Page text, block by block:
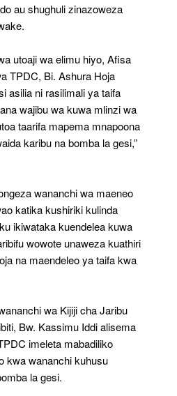
au shughuli zinazoweza
utoaji wa elimu hiyo, Afisa
TPDC, Bi. Ashura Hoja
asilia ni rasilimali ya taifa
wajibu wa kuwa mlinzi wa
taarifa mapema mnapoona
karibu na bomba la gesi,”
wananchi wa maeneo
katika kushiriki kulinda
ikiwataka kuendelea kuwa
wowote unaweza kuathiri
na maendeleo ya taifa kwa
wa Kijiji cha Jaribu
Bw. Kassimu Iddi alisema
imeleta mabadiliko
kwa wananchi kuhusu
la gesi.